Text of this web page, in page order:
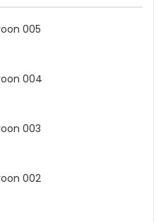
005
004
003
002